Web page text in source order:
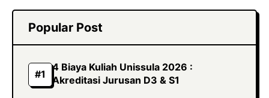
Popular Post
4 Biaya Kuliah Unissula 2026 :
Akreditasi Jurusan D3 & S1